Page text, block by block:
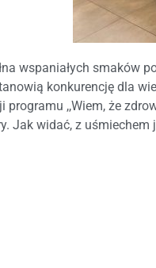
wspaniałych smaków
konkurencję dla
programu ,,Wiem, że
Jak widać, z